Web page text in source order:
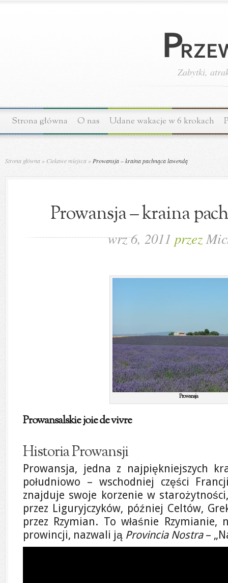
Zabytki,
Strona główna O nas Udane wakacje w 6 krokach
Strona główna » Ciekawe miejsca » Prowansja – kraina pachnąca lawendą
Prowansja – kraina
wrz 6, 2011 przez
Prowansja
Prowansalskie joie de vivre
Historia Prowansji
Prowansja, jedna z najpiękniejszych
południowo – wschodniej części
znajduje swoje korzenie w
przez Liguryjczyków, później Celtów,
przez Rzymian. To właśnie
prowincji, nazwali ją Provincia Nostra–